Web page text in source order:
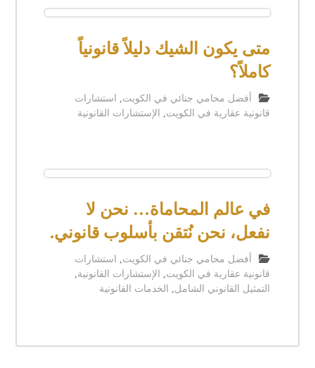
متى يكون الشيك دليلاً قانونياً
كاملاً؟
أفضل محامي جنائي في الكويت,
استشارات
قانونية عقارية في الكويت, الإستشارات القانونية
في عالم المحاماة… نحن لا
نفعل، نحن نُتقن بأسلوب قانوني.
أفضل محامي جنائي في الكويت,
استشارات
قانونية عقارية في الكويت, الإستشارات القانونية,
التمثيل القانوني الشامل, الخدمات القانونية